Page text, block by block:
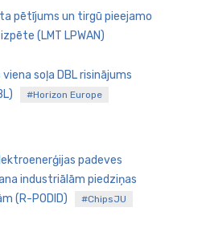
pētījums un tirgū pieejamo
(LMT LPWAN)
soļa DBL risinājums
#Horizon Europe
padeves
industriālām piedziņas
(R-PODID)
#ChipsJU